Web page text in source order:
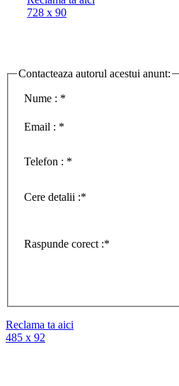
728 x 90
Contacteaza autorul acestui anunt:
Nume : *
Email : *
Telefon : *
Cere detalii :*
Raspunde corect :*
Reclama ta aici
485 x 92